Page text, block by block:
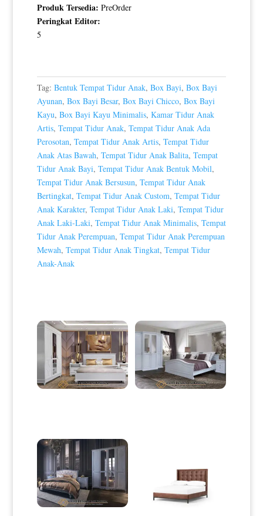
Produk Tersedia: PreOrder
Peringkat Editor:
5
Tag: Bentuk Tempat Tidur Anak, Box Bayi, Box Bayi
Ayunan, Box Bayi Besar, Box Bayi Chicco, Box Bayi
Kayu, Box Bayi Kayu Minimalis, Kamar Tidur Anak
Artis, Tempat Tidur Anak, Tempat Tidur Anak Ada
Perosotan, Tempat Tidur Anak Artis, Tempat Tidur
Anak Atas Bawah, Tempat Tidur Anak Balita, Tempat
Tidur Anak Bayi, Tempat Tidur Anak Bentuk Mobil,
Tempat Tidur Anak Bersusun, Tempat Tidur Anak
Bertingkat, Tempat Tidur Anak Custom, Tempat Tidur
Anak Karakter, Tempat Tidur Anak Laki, Tempat Tidur
Anak Laki-Laki, Tempat Tidur Anak Minimalis, Tempat
Tidur Anak Perempuan, Tempat Tidur Anak Perempuan
Mewah, Tempat Tidur Anak Tingkat, Tempat Tidur
Anak-Anak